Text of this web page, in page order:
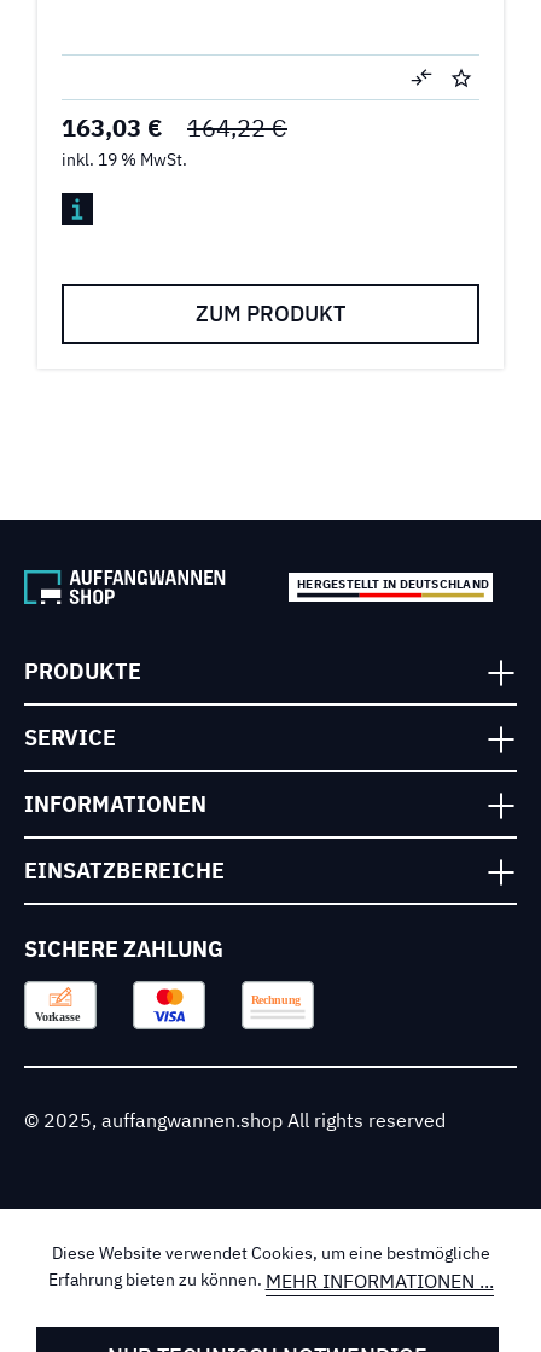
163,03 € 164,22 €
inkl. 19 % MwSt.
ZUM PRODUKT
HERGESTELLT IN DEUTSCHLAND
PRODUKTE
SERVICE
INFORMATIONEN
EINSATZBEREICHE
SICHERE ZAHLUNG
© 2025, auffangwannen.shop All rights reserved
Diese Website verwendet Cookies, um eine bestmögliche
Erfahrung bieten zu können. MEHR INFORMATIONEN ...